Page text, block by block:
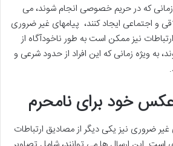
زمانی که در حریم خصوصی انجام شوند، می
و اجتماعی ایجاد کنند، پیامهای غیر ضروری
نیز ممکن است به طور ناخودآگاه از
به ویژه زمانی که این افراد از حدود شرعی و
خود برای نامحرم
ضروری نیز یکی دیگر از مصادیق ارتباطات